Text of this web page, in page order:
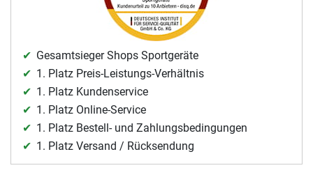
Gesamtsieger Shops Sportgeräte
1. Platz Preis-Leistungs-Verhältnis
1. Platz Kundenservice
1. Platz Online-Service
1. Platz Bestell- und Zahlungsbedingungen
1. Platz Versand / Rücksendung